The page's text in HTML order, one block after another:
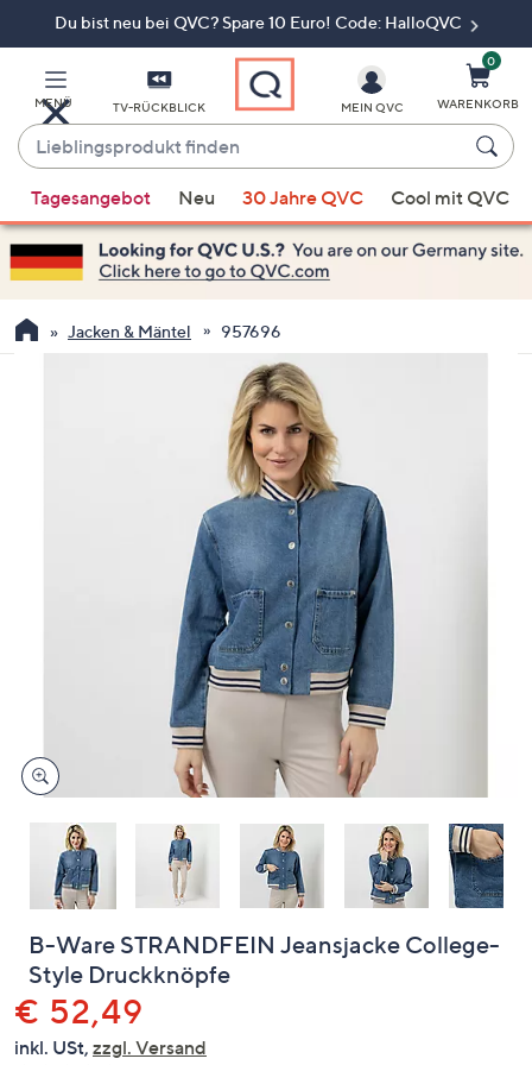
Du bist neu bei QVC? Spare 10 Euro! Code: HalloQVC
MENÜ TV-RÜCKBLICK
Lieblingsprodukt
finden
Vorschläge
verfügbar
sind,
verwenden
Sie
links
bzw.
diese
anzuzeigen.
MEIN QVC
0
WARENKORB
Tagesangebot Neu 30 Jahre QVC Cool mit QVC
Jacken & Mäntel 957696
B-Ware STRANDFEIN Jeansjacke College-
Style Druckknöpfe
Gelöscht
€ 52,49
inkl. USt, zzgl. Versand